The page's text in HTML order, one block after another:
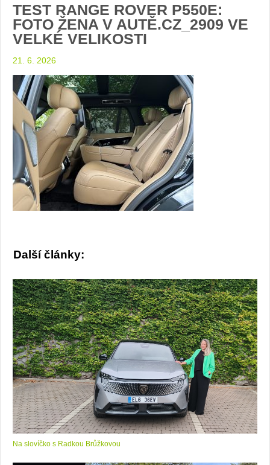
TEST RANGE ROVER P550E:
FOTO ŽENA V AUTĚ.CZ_2909 VE
VELKÉ VELIKOSTI
21. 6. 2026
Další články:
Na slovíčko s Radkou Brůžkovou